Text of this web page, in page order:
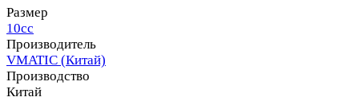
Размер
10сс
Производитель
VMATIC (Китай)
Производство
Китай